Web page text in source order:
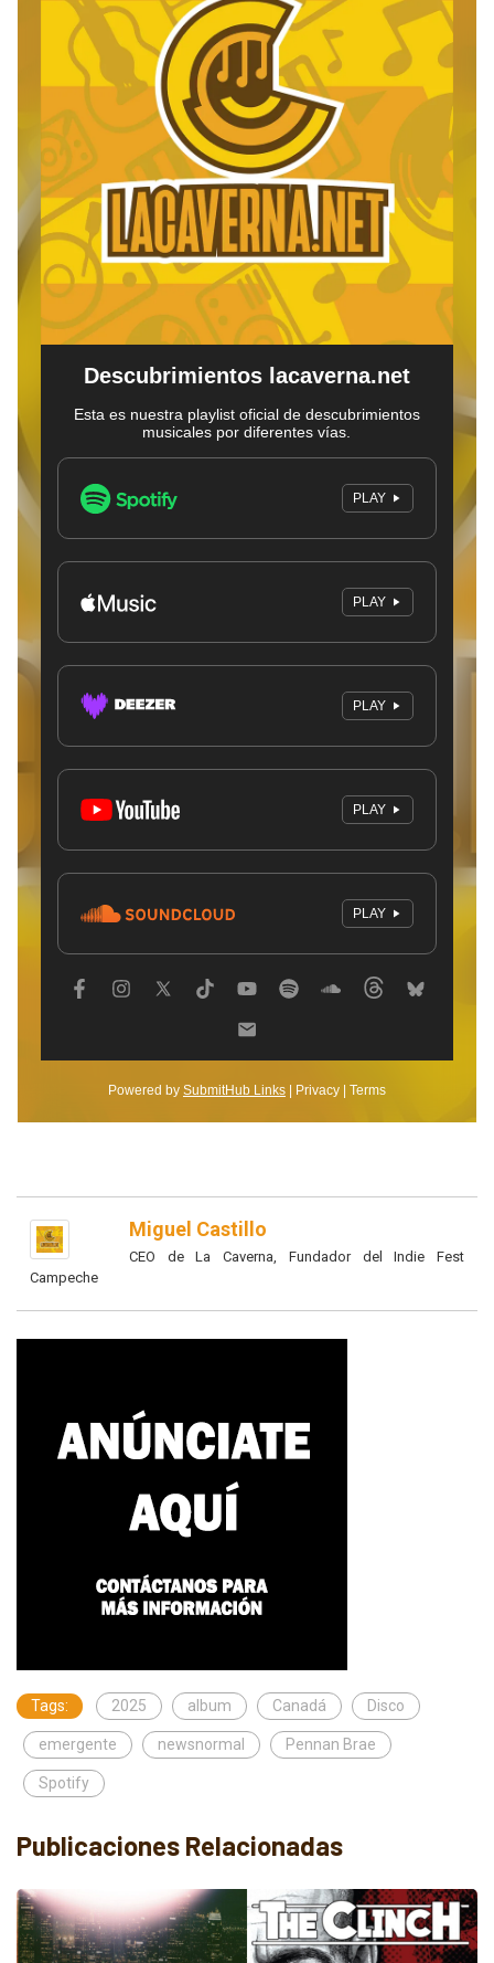
Miguel Castillo
CEO de La Caverna, Fundador del Indie Fest
Campeche
Tags: 2025 album Canadá Disco
emergente newsnormal Pennan Brae
Spotify
Publicaciones Relacionadas